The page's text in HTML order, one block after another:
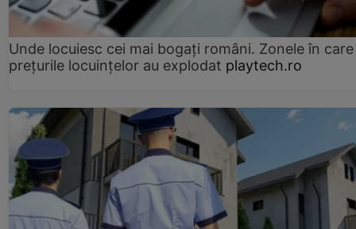
Unde locuiesc cei mai bogați români. Zonele în care
prețurile locuințelor au explodat playtech.ro